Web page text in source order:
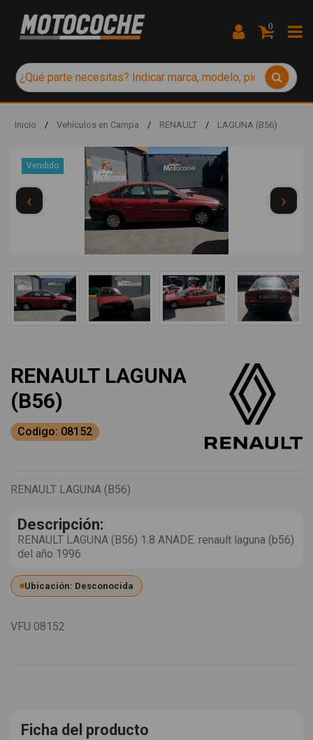
0
Inicio / Vehículos en Campa / RENAULT / LAGUNA (B56)
Vendido
‹ ›
RENAULT LAGUNA
(B56)
Codigo: 08152
RENAULT LAGUNA (B56)
Descripción:
RENAULT LAGUNA (B56) 1.8 ANADE. renault laguna (b56)
del año 1996
Ubicación: Desconocida
VFU 08152
Ficha del producto